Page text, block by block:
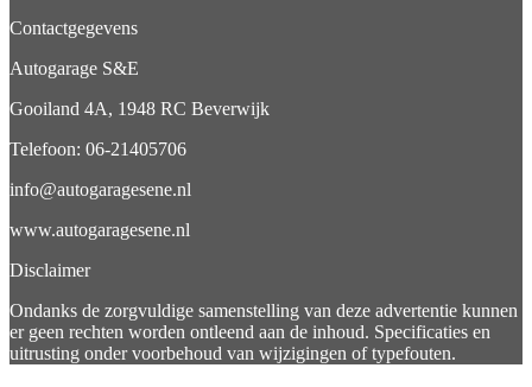
Contactgegevens
Autogarage S&E
Gooiland 4A, 1948 RC Beverwijk
Telefoon: 06-21405706
info@autogaragesene.nl
www.autogaragesene.nl
Disclaimer
Ondanks de zorgvuldige samenstelling van deze advertentie kunnen
er geen rechten worden ontleend aan de inhoud. Specificaties en
uitrusting onder voorbehoud van wijzigingen of typefouten.